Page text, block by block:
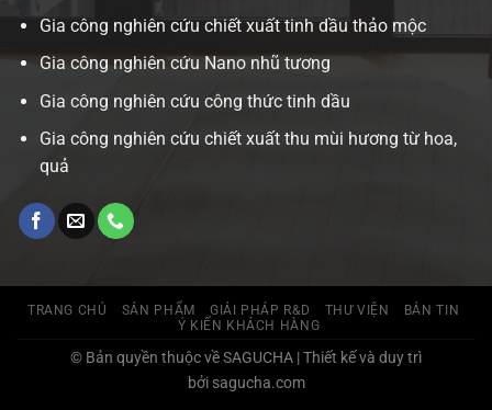
Gia công nghiên cứu chiết xuất tinh dầu thảo mộc
Gia công nghiên cứu Nano nhũ tương
Gia công nghiên cứu công thức tinh dầu
Gia công nghiên cứu chiết xuất thu mùi hương từ hoa,
quả
TRANG CHỦ SẢN PHẨM GIẢI PHÁP R&D THƯ VIỆN
BẢN TIN
Ý KIẾN KHÁCH HÀNG
© Bản quyền thuộc về SAGUCHA | Thiết kế và duy trì
bởi sagucha.com